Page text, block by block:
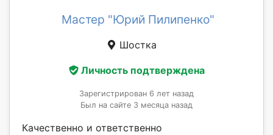
Мастер "Юрий Пилипенко"
Шостка
Личность подтверждена
Зарегистрирован 6 лет назад
Был на сайте 3 месяца назад
Качественно и ответственно